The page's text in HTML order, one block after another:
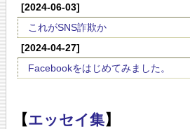
[2024-06-03]
これがSNS詐欺か
[2024-04-27]
Facebookをはじめてみました。
【エッセイ集】